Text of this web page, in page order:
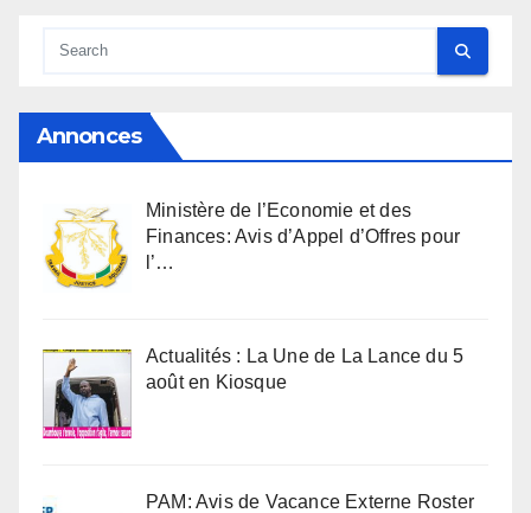
Annonces
Ministère de l’Economie et des
Finances: Avis d’Appel d’Offres pour
l’…
Actualités : La Une de La Lance du 5
août en Kiosque
PAM: Avis de Vacance Externe Roster